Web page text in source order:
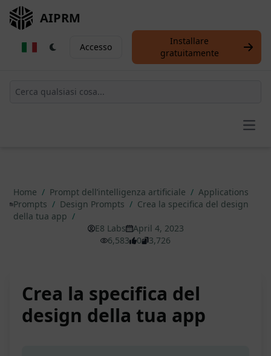
AIPRM
Accesso
Installare
gratuitamente
Home / Prompt dell’intelligenza artificiale / Applications
Prompts / Design Prompts / Crea la specifica del design
della tua app /
E8 Labs
April 4, 2023
6,583
0 3,726
Crea la specifica del
design della tua app